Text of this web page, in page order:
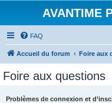
AVANTIME
FAQ
Accueil du forum Foire aux
Foire aux questions
Problèmes de connexion et